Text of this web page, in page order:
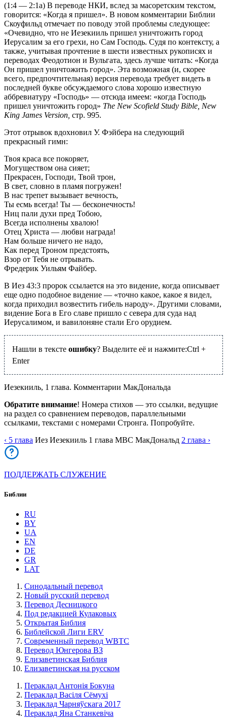
(1:4 — 2:1а) В переводе НКИ, вслед за масоретским текстом,
говорится: «Когда я пришел». В новом комментарии Библии
Скоуфильд отмечает по поводу этой проблемы следующее:
«Очевидно, что не Иезекииль пришел уничтожить город
Иерусалим за его грехи, но Сам Господь. Судя по контексту, а
также, учитывая прочтение в шести известных рукописях и
переводах Феодотион и Вульгата, здесь лучше читать: «Когда
Он пришел уничтожить город». Эта возможная (и, скорее
всего, предпочтительная) версия перевода требует видеть в
последней букве обсуждаемого слова хорошо известную
аббревиатуру «Господь» — отсюда имеем: «когда Господь
пришел уничтожить город» The New Scofield Study Bible, New
King James Version, стр. 995.
Этот отрывок вдохновил У. Фэйбера на следующий
прекрасный гимн:
Твоя краса все покоряет,
Могуществом она сияет;
Прекрасен, Господи, Твой трон,
В свет, словно в пламя погружен!
В нас трепет вызывает вечность,
Ты есмь всегда! Ты — бесконечность!
Ниц пали духи пред Тобою,
Всегда исполнены хвалою!
Отец Христа — любви награда!
Нам больше ничего не надо,
Как перед Троном предстоять,
Взор от Тебя не отрывать.
Фредерик Уильям Файбер.
В Иез 43:3 пророк ссылается на это видение, когда описывает
еще одно подобное видение — «точно какое, какое я видел,
когда приходил возвестить гибель народу». Другими словами,
видение Бога в Его славе пришло с севера для суда над
Иерусалимом, и вавилоняне стали Его орудием.
Нашли в тексте ошибку? Выделите её и нажмите:Ctrl +
Enter
Иезекииль, 1 глава. Комментарии МакДональда
Обратите внимание! Номера стихов — это ссылки, ведущие
на раздел со сравнением переводов, параллельными
ссылками, текстами с номерами Стронга. Попробуйте.
‹ 5 глава Иез Иезекииль 1 глава MBC МакДональд 2 глава ›
ПОДДЕРЖАТЬ СЛУЖЕНИЕ
Библии
RU
BY
UA
EN
DE
GR
LAT
Синодальный перевод
Новый русский перевод
Перевод Десницкого
Под редакцией Кулаковых
Открытая Библия
Библейской Лиги ERV
Cовременный перевод WBTC
Перевод Юнгерова ВЗ
Елизаветинская Библия
Елизаветинская на русском
Пераклад Антонія Бокуна
Пераклад Васіля Сёмухі
Пераклад Чарняўскага 2017
Пераклад Яна Станкевіча